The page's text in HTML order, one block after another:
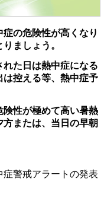
の危険性が高くなり
ましょう。
た日は熱中症になる
控える等、熱中症予
性が極めて高い暑熱
または、当日の早朝
警戒アラートの発表